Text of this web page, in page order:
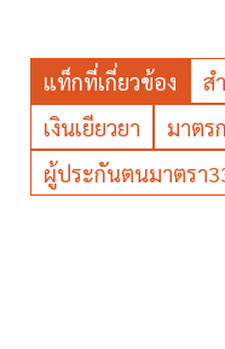
แท็กที่เกี่ยวข้อง
ส
เงินเยียวยา
มาตร
ผู้ประกันตนมาตรา